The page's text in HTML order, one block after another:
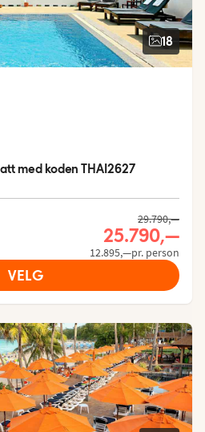
18
gjester: 4.027/5
fra Tripadvisor: 3.8 of 5
med koden THAI2627
29.790,—
25.790,—
12.895,—pr. person
VELG